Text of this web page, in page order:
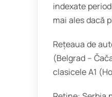
indexate
mai ales dacă
Rețeaua de
(Belgrad –
clasicele A1